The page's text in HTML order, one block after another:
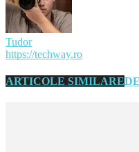
Tudor
https://techway.ro
ARTICOLE SIMILARE